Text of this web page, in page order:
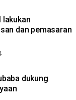
lakukan
dan pemasaran
dukung